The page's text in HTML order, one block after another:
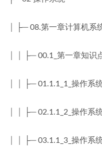
│ ├─ 08.第一章计算机系
│ │ ├─ 00.1_第一章知识
│ │ ├─ 01.1.1_1_操作系
│ │ ├─ 02.1.1_2_操作系
│ │ ├─ 03.1.1_3_操作系